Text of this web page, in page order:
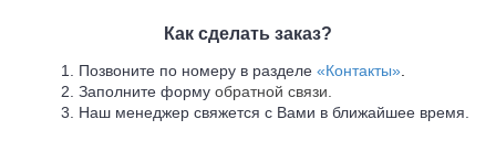
Как сделать заказ?
Позвоните по номеру в разделе «Контакты»
Заполните форму обратной связи.
Наш менеджер свяжется с Вами в ближайшее время.